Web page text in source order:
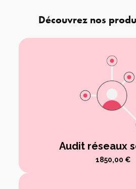
Découvrez nos
Audit réseaux
1850,00 €